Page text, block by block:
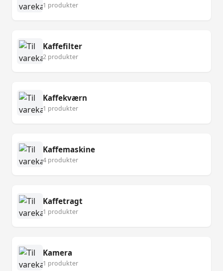
1 produkter
Kaffefilter
2 produkter
Kaffekværn
1 produkter
Kaffemaskine
4 produkter
Kaffetragt
1 produkter
Kamera
1 produkter